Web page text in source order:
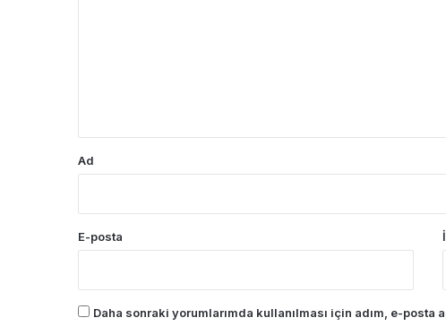
Ad
E-posta
Daha sonraki yorumlarımda kullanılması için adım, e-